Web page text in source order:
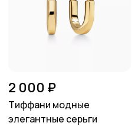
2 000 ₽
Тиффани модные
элегантные серьги